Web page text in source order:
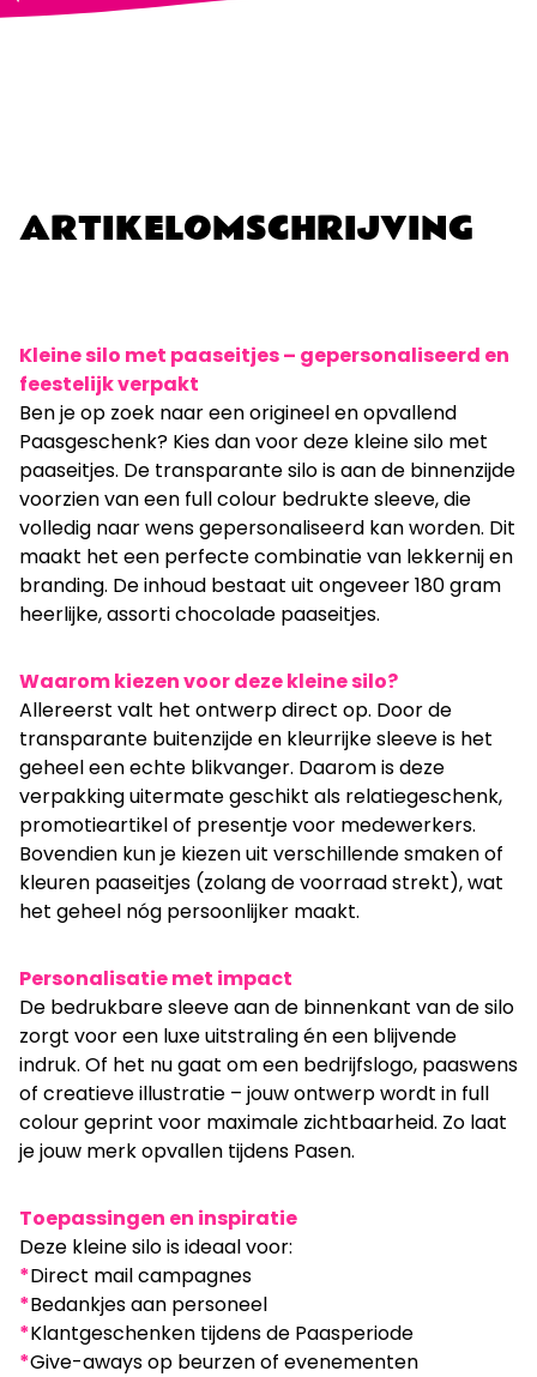
ARTIKELOMSCHRIJVING
Kleine silo met paaseitjes – gepersonaliseerd en
feestelijk verpakt
Ben je op zoek naar een origineel en opvallend
Paasgeschenk? Kies dan voor deze kleine silo met
paaseitjes. De transparante silo is aan de binnenzijde
voorzien van een full colour bedrukte sleeve, die
volledig naar wens gepersonaliseerd kan worden. Dit
maakt het een perfecte combinatie van lekkernij en
branding. De inhoud bestaat uit ongeveer 180 gram
heerlijke, assorti chocolade paaseitjes.
Waarom kiezen voor deze kleine silo?
Allereerst valt het ontwerp direct op. Door de
transparante buitenzijde en kleurrijke sleeve is het
geheel een echte blikvanger. Daarom is deze
verpakking uitermate geschikt als relatiegeschenk,
promotieartikel of presentje voor medewerkers.
Bovendien kun je kiezen uit verschillende smaken of
kleuren paaseitjes (zolang de voorraad strekt), wat
het geheel nóg persoonlijker maakt.
Personalisatie met impact
De bedrukbare sleeve aan de binnenkant van de silo
zorgt voor een luxe uitstraling én een blijvende
indruk. Of het nu gaat om een bedrijfslogo, paaswens
of creatieve illustratie – jouw ontwerp wordt in full
colour geprint voor maximale zichtbaarheid. Zo laat
je jouw merk opvallen tijdens Pasen.
Toepassingen en inspiratie
Deze kleine silo is ideaal voor:
*Direct mail campagnes
*Bedankjes aan personeel
*Klantgeschenken tijdens de Paasperiode
*Give-aways op beurzen of evenementen